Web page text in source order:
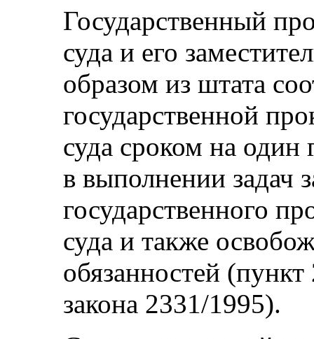
Государственный
суда и его
образом из штата
государственной
суда сроком на один
в выполнении задач
государственного
суда и также
обязанностей (пункт
закона 2331/1995).